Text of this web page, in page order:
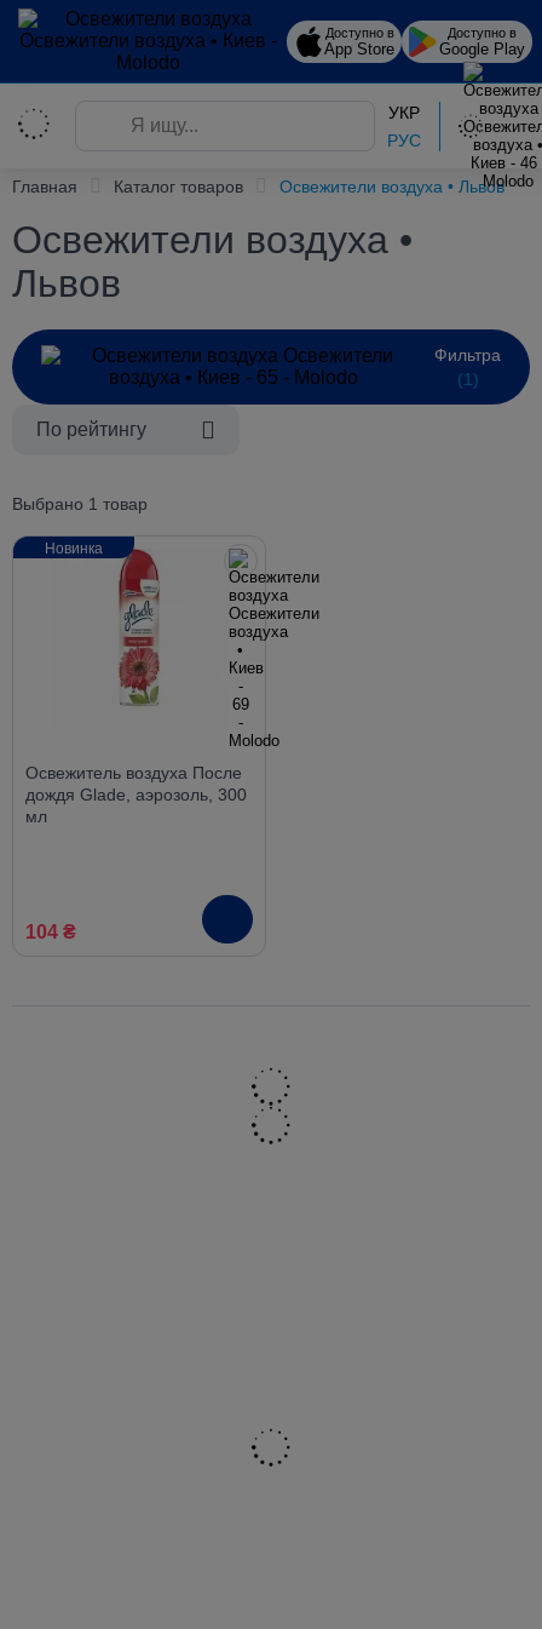
Доступно в
App Store
Доступно в
Google Play
УКР
РУС
Главная Каталог товаров Освежители воздуха • Львов
Освежители воздуха •
Львов
Фильтра
(1)
По рейтингу
Выбрано 1 товар
Освежитель воздуха После
дождя Glade, аэрозоль, 300
мл
104 ₴
Новинка